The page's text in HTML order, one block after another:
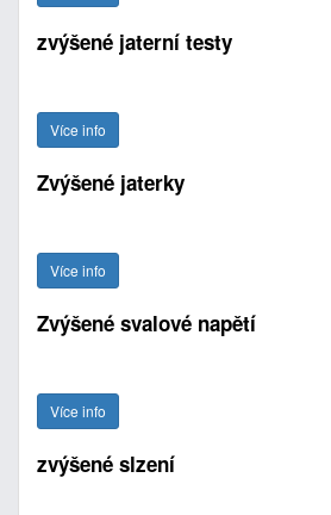
zvýšené jaterní testy
Více info
Zvýšené jaterky
Více info
Zvýšené svalové napětí
Více info
zvýšené slzení